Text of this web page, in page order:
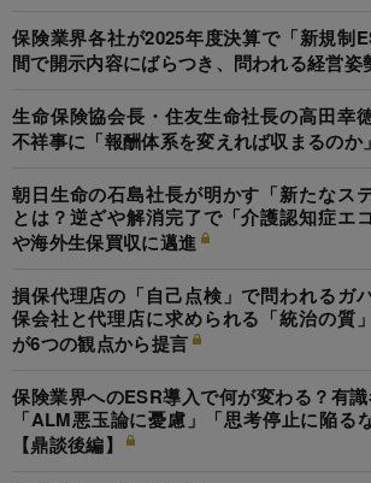
保険業界各社が2025年度決算で「新規制
間で開示内容にばらつき、問われる経営姿
生命保険協会長・住友生命社長の高田幸
不祥事に「報酬体系を変えれば収まるのか
朝日生命の石島社長が明かす「新たなス
とは？逆ざや解消完了で「介護認知症エ
や海外生保買収に邁進
損保代理店の「自己点検」で問われるガ
保会社と代理店に求められる「統治の質
が6つの観点から提言
保険業界へのESR導入で何が変わる？有識
「ALM悪玉論に憂慮」「思考停止に陥る
【鼎談後編】